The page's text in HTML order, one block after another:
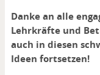
Danke an alle
Lehrkräfte und
auch in diesen
Ideen fortsetzen!